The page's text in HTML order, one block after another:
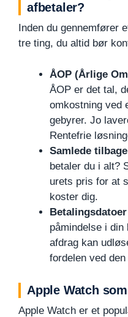
afbetaler?
Inden du gennemfører
tre ting, du altid bør
ÅOP (Årlige
ÅOP er det tal,
omkostning ved
gebyrer. Jo
Rentefrie
Samlede
betaler du i alt?
urets pris for at
koster dig.
påmindelse i din
afdrag kan
fordelen ved
Apple Watch
Apple Watch er et